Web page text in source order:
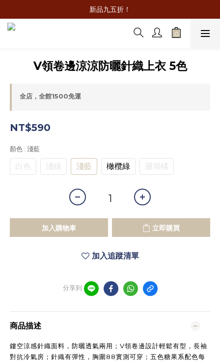
新品九五折！
V領卷邊涼涼防曬針織上衣 5色
全店，全館1500免運
NT$590
顏色 : 淺藍
白色 淺綠 淺藍 橄欖綠 珊瑚橘
加入購物車 立即購買
加入追蹤清單
分享到
商品描述
鏤空涼感針織面料，防曬透氣兩用；V領卷邊設計輕鬆有型，長袖
對抗冷氣房；針織有彈性，胸圍88實測可穿；五色糖果系配色每